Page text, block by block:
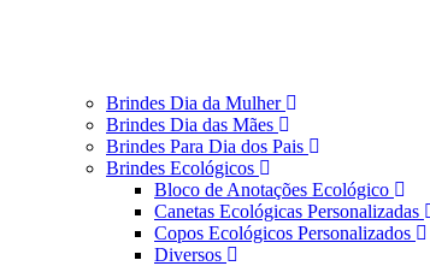
Brindes Dia da Mulher
Brindes Dia das Mães
Brindes Para Dia dos Pais
Brindes Ecológicos
Bloco de Anotações Ecológico
Canetas Ecológicas Personalizadas
Copos Ecológicos Personalizados
Diversos